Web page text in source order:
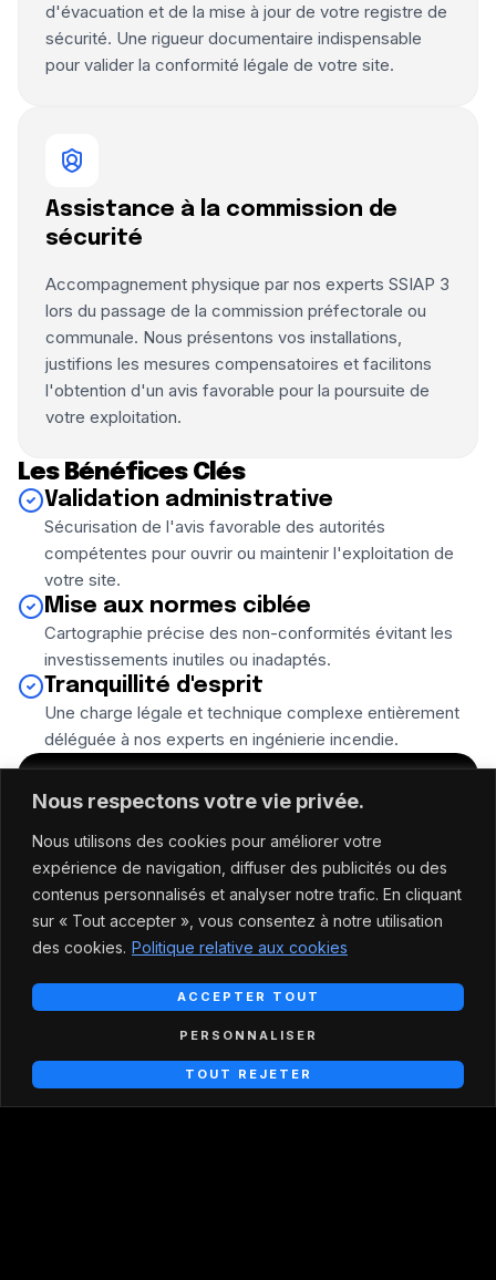
Nous respectons votre vie privée.
Nous utilisons des cookies pour améliorer votre
expérience de navigation, diffuser des publicités ou des
contenus personnalisés et analyser notre trafic. En cliquant
sur « Tout accepter », vous consentez à notre utilisation
des cookies. Politique relative aux cookies
PERSONNALISER
TOUT REJETER
ACCEPTER TOUT
d'évacuation et de la mise à jour de votre registre de
sécurité. Une rigueur documentaire indispensable
pour valider la conformité légale de votre site.
Assistance à la commission de
sécurité
Accompagnement physique par nos experts SSIAP 3
lors du passage de la commission préfectorale ou
communale. Nous présentons vos installations,
justifions les mesures compensatoires et facilitons
l'obtention d'un avis favorable pour la poursuite de
votre exploitation.
Les Bénéfices Clés
Validation administrative
Sécurisation de l'avis favorable des autorités
compétentes pour ouvrir ou maintenir l'exploitation de
votre site.
Mise aux normes ciblée
Cartographie précise des non-conformités évitant les
investissements inutiles ou inadaptés.
Tranquillité d'esprit
Une charge légale et technique complexe entièrement
déléguée à nos experts en ingénierie incendie.
Cas d'usage fréquents
Préparation au passage de la commission de
sécurité périodique
Ouverture ou réouverture d'un Établissement
Recevant du Public (ERP)
Changement d'exploitant, de destination ou de
catégorie d'établissement
Levée de prescriptions suite à un avis
défavorable ou une injonction